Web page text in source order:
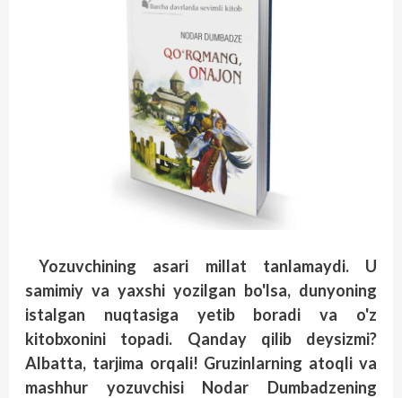
Yozuvchining asari millat tanlamaydi. U
samimiy va yaxshi yozilgan bo'lsa, dunyoning
istalgan nuqtasiga yetib boradi va o'z
kitobxonini topadi. Qanday qilib deysizmi?
Albatta, tarjima orqali! Gruzinlarning atoqli va
mashhur yozuvchisi Nodar Dumbadzening